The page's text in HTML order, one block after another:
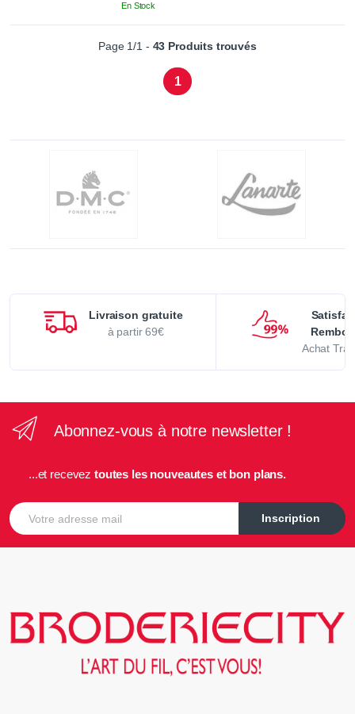
En Stock
Page 1/1 - 43 Produits trouvés
1
Livraison gratuite
à partir 69€
Achat
Abonnez-vous à notre newsletter !
...et recevez toutes les nouveautes et bon plans.
E-mail
Inscription